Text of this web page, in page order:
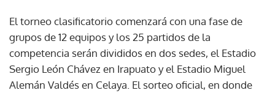
El torneo clasificatorio comenzará con una fase de
grupos de 12 equipos y los 25 partidos de la
competencia serán divididos en dos sedes, el Estadio
Sergio León Chávez en Irapuato y el Estadio Miguel
Alemán Valdés en Celaya. El sorteo oficial, en donde